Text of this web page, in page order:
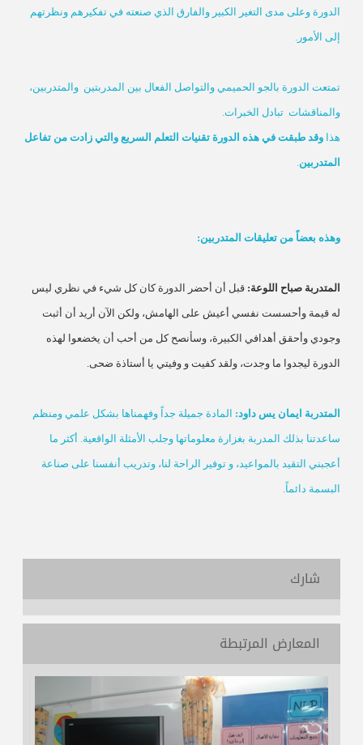
الدورة وعلى مدى التغير الكبير والفارق الذي صنعته في تفكيرهم ونظرتهم
إلى الأمور.
تمتعت الدورة بالجو الحميمي والتواصل الفعال بين المدربتين والمتدربين،
والمناقشات تبادل الخبرات.
هذا وقد طبقت في هذه الدورة تقنيات التعلم السريع والتي زادت من تفاعل
المتدربين.
وهذه بعضاً من تعليقات المتدربين:
المتدربة صباح اللوعة: قبل أن أحضر الدورة كان كل شيء في نظري ليس
له قيمة وأحسست نفسي أعيش على الهامش، ولكن الآن أريد أن أثبت
وجودي وأحقق أهدافي الكبيرة، وسأنصح كل من أحب أن يخضعوا لهذه
الدورة ليجدوا ما وجدت، ولقد كفيت و وفيتي يا أستاذة ضحى.
المتدربة ايمان يس داود: المادة جميلة جداً وفهمناها بشكل علمي ومنظم
ساعدتنا بذلك المدربة بغزارة معلوماتها وجلب الأمثلة الواقعية. أكثر ما
أعجبني التقيد بالمواعيد، و توفير الراحة لنا، وتدريب أنفسنا على صناعة
البسمة دائماً.
شارك
المعارض المرتبطة